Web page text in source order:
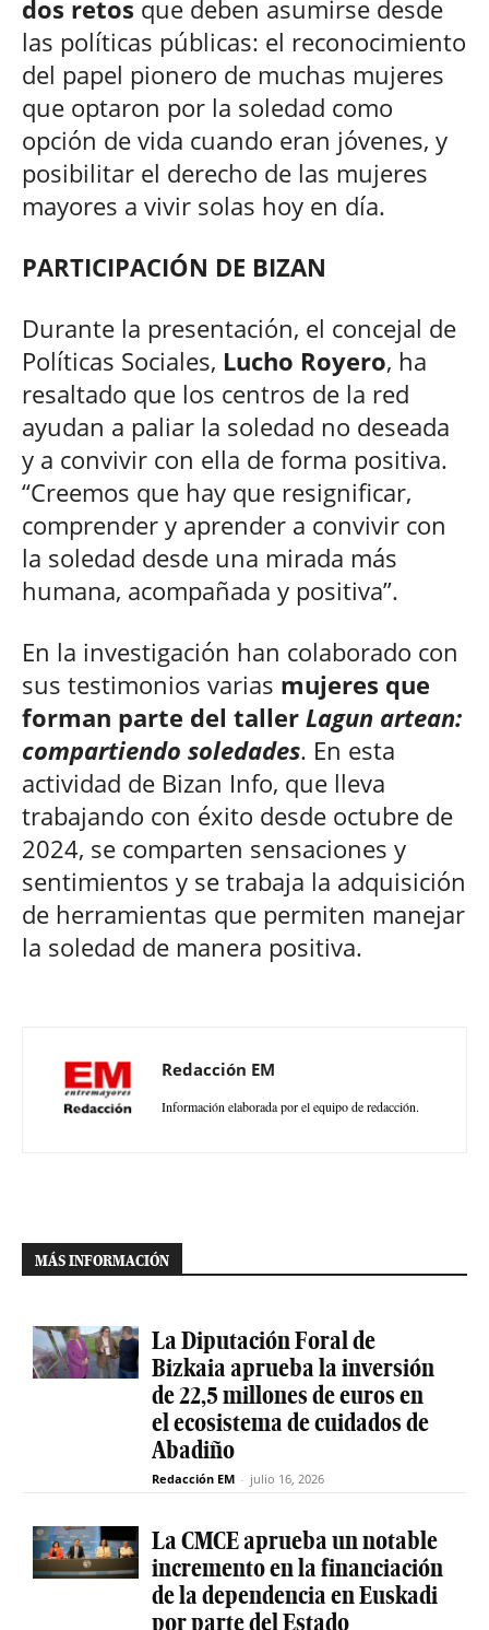
dos retos que deben asumirse desde
las políticas públicas: el reconocimiento
del papel pionero de muchas mujeres
que optaron por la soledad como
opción de vida cuando eran jóvenes, y
posibilitar el derecho de las mujeres
mayores a vivir solas hoy en día.
PARTICIPACIÓN DE BIZAN
Durante la presentación, el concejal de
Políticas Sociales, Lucho Royero, ha
resaltado que los centros de la red
ayudan a paliar la soledad no deseada
y a convivir con ella de forma positiva.
“Creemos que hay que resignificar,
comprender y aprender a convivir con
la soledad desde una mirada más
humana, acompañada y positiva”.
En la investigación han colaborado con
sus testimonios varias mujeres que
forman parte del taller Lagun artean:
compartiendo soledades. En esta
actividad de Bizan Info, que lleva
trabajando con éxito desde octubre de
2024, se comparten sensaciones y
sentimientos y se trabaja la adquisición
de herramientas que permiten manejar
la soledad de manera positiva.
Redacción EM
Información elaborada por el equipo de redacción.
MÁS INFORMACIÓN
La Diputación Foral de
Bizkaia aprueba la inversión
de 22,5 millones de euros en
el ecosistema de cuidados de
Abadiño
Redacción EM - julio 16, 2026
La CMCE aprueba un notable
incremento en la financiación
de la dependencia en Euskadi
por parte del Estado